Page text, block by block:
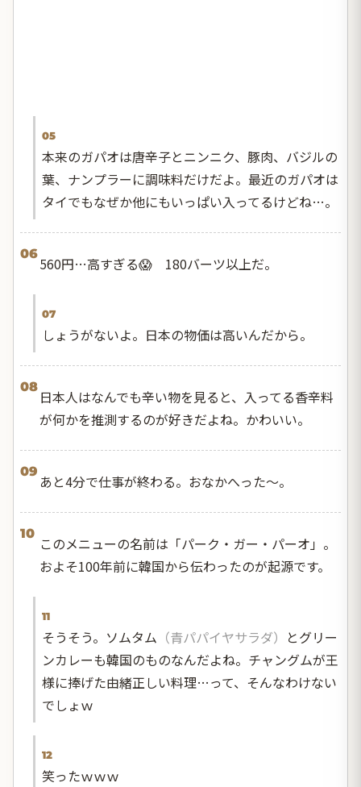
05
本来のガパオは唐辛子とニンニク、豚肉、バジルの
葉、ナンプラーに調味料だけだよ。最近のガパオは
タイでもなぜか他にもいっぱい入ってるけどね…。
06
560円…高すぎる😱 180バーツ以上だ。
07
しょうがないよ。日本の物価は高いんだから。
08
日本人はなんでも辛い物を見ると、入ってる香辛料
が何かを推測するのが好きだよね。かわいい。
09
あと4分で仕事が終わる。おなかへった〜。
10
このメニューの名前は「パーク・ガー・パーオ」。
およそ100年前に韓国から伝わったのが起源です。
11
そうそう。ソムタム （青パパイヤサラダ） とグリー
ンカレーも韓国のものなんだよね。チャングムが王
様に捧げた由緒正しい料理…って、そんなわけない
でしょｗ
12
笑ったｗｗｗ